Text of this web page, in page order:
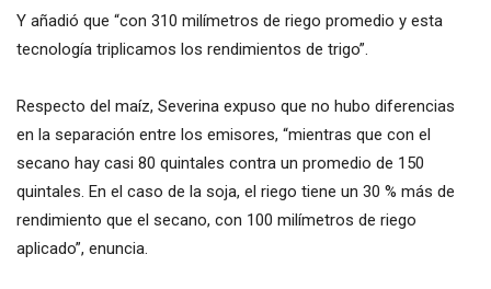
Y añadió que “con 310 milímetros de riego promedio y esta
tecnología triplicamos los rendimientos de trigo”.
Respecto del maíz, Severina expuso que no hubo diferencias
en la separación entre los emisores, “mientras que con el
secano hay casi 80 quintales contra un promedio de 150
quintales. En el caso de la soja, el riego tiene un 30 % más de
rendimiento que el secano, con 100 milímetros de riego
aplicado”, enuncia.